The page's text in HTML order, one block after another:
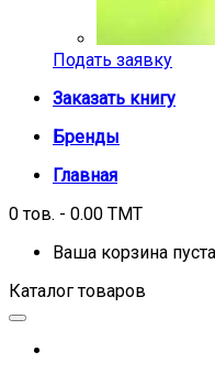
Подать заявку
Заказать книгу
Бренды
Главная
0 тов. - 0.00 TMT
Ваша корзина
Каталог товаров